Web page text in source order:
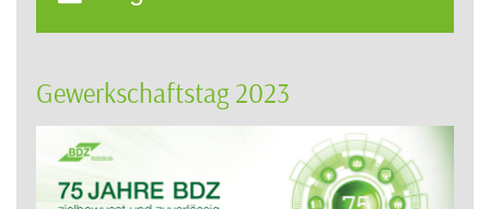
Gewerkschaftstag 2023